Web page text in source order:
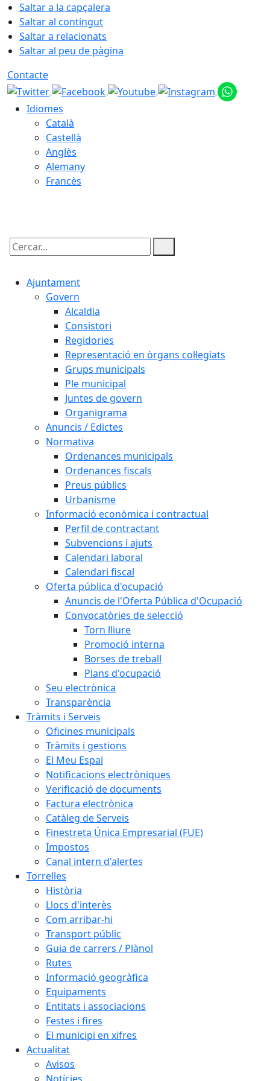
Saltar a la capçalera
Saltar al contingut
Saltar a relacionats
Saltar al peu de pàgina
Contacte
Idiomes
Català
Castellà
Anglès
Alemany
Francès
Cercar:
Ajuntament
Govern
Alcaldia
Consistori
Regidories
Representació en òrgans col·legiats
Grups municipals
Ple municipal
Juntes de govern
Organigrama
Anuncis / Edictes
Normativa
Ordenances municipals
Ordenances fiscals
Preus públics
Urbanisme
Informació econòmica i contractual
Perfil de contractant
Subvencions i ajuts
Calendari laboral
Calendari fiscal
Oferta pública d'ocupació
Anuncis de l'Oferta Pública d'Ocupació
Convocatòries de selecció
Torn lliure
Promoció interna
Borses de treball
Plans d'ocupació
Seu electrònica
Transparència
Tràmits i Serveis
Oficines municipals
Tràmits i gestions
El Meu Espai
Notificacions electròniques
Verificació de documents
Factura electrònica
Catàleg de Serveis
Finestreta Única Empresarial (FUE)
Impostos
Canal intern d'alertes
Torrelles
Història
Llocs d'interès
Com arribar-hi
Transport públic
Guia de carrers / Plànol
Rutes
Informació geogràfica
Equipaments
Entitats i associacions
Festes i fires
El municipi en xifres
Actualitat
Avisos